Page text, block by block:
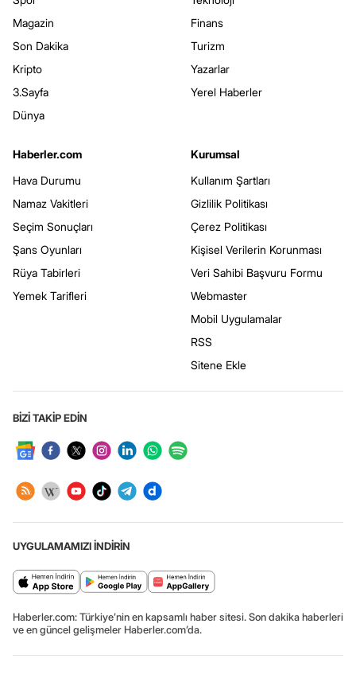
Magazin
Son Dakika
Kripto
3.Sayfa
Dünya
Finans
Turizm
Yazarlar
Yerel Haberler
Haberler.com
Hava Durumu
Namaz Vakitleri
Seçim Sonuçları
Şans Oyunları
Rüya Tabirleri
Yemek Tarifleri
Kurumsal
Kullanım Şartları
Gizlilik Politikası
Çerez Politikası
Kişisel Verilerin Korunması
Veri Sahibi Başvuru Formu
Webmaster
Mobil Uygulamalar
RSS
Sitene Ekle
BİZİ TAKİP EDİN
UYGULAMAMIZI İNDİRİN
Haberler.com: Türkiye’nin en kapsamlı haber sitesi. Son dakika haberleri
ve en güncel gelişmeler Haberler.com’da.